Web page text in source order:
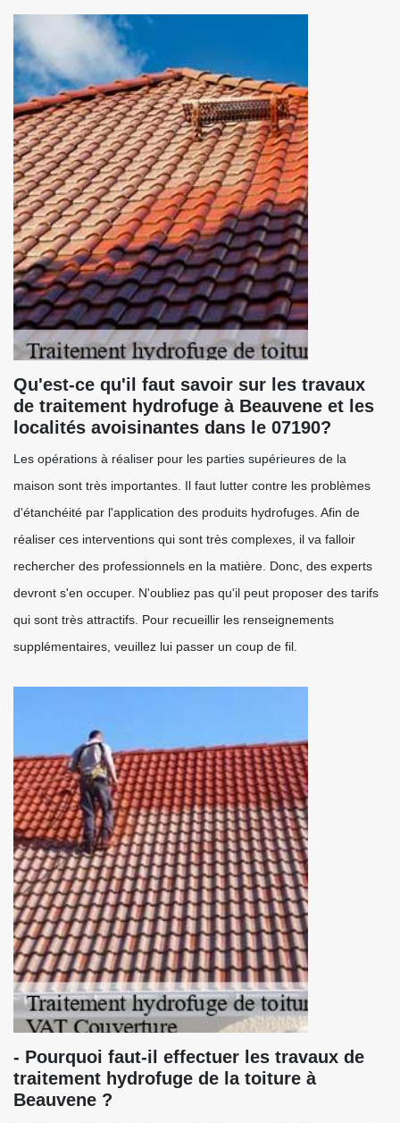
Qu'est-ce qu'il faut savoir sur les travaux
de traitement hydrofuge à Beauvene et les
localités avoisinantes dans le 07190?
Les opérations à réaliser pour les parties supérieures de la
maison sont très importantes. Il faut lutter contre les problèmes
d'étanchéité par l'application des produits hydrofuges. Afin de
réaliser ces interventions qui sont très complexes, il va falloir
rechercher des professionnels en la matière. Donc, des experts
devront s'en occuper. N'oubliez pas qu'il peut proposer des tarifs
qui sont très attractifs. Pour recueillir les renseignements
supplémentaires, veuillez lui passer un coup de fil.
- Pourquoi faut-il effectuer les travaux de
traitement hydrofuge de la toiture à
Beauvene ?